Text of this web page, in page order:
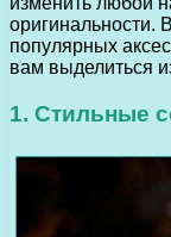
оригинальности.
популярных
вам выделиться
1. Стильные